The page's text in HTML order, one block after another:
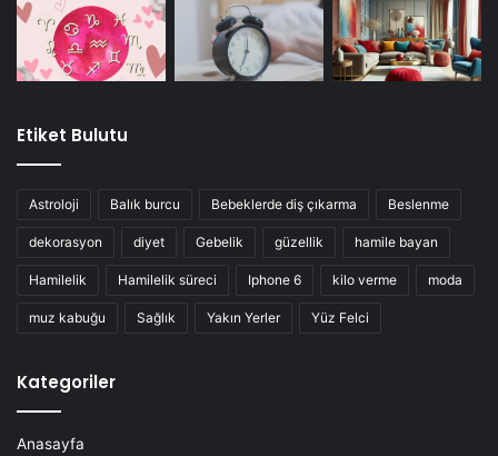
Etiket Bulutu
Astroloji Balık burcu Bebeklerde diş çıkarma Beslenme
dekorasyon diyet Gebelik güzellik hamile bayan
Hamilelik Hamilelik süreci Iphone 6 kilo verme moda
muz kabuğu Sağlık Yakın Yerler Yüz Felci
Kategoriler
Anasayfa